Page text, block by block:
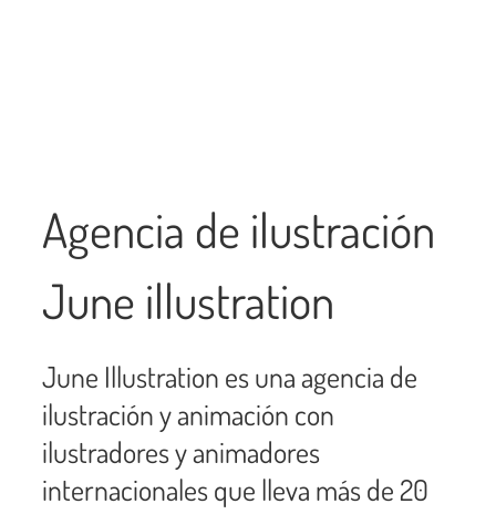
Agencia de ilustración
June illustration
June Illustration es una agencia de
ilustración y animación con
ilustradores y animadores
internacionales que lleva más de 20